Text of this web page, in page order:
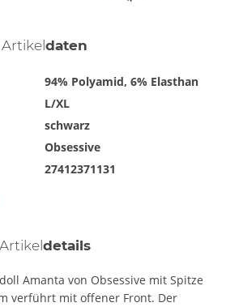
Artikel daten
94% Polyamid, 6% Elasthan
L/XL
schwarz
Obsessive
27412371131
Artikel details
Amanta von Obsessive mit Spitze
verführt mit offener Front. Der